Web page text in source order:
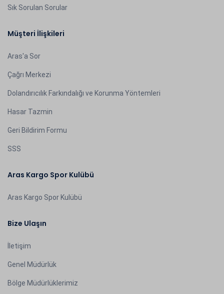
Sık Sorulan Sorular
Müşteri İlişkileri
Aras'a Sor
Çağrı Merkezi
Dolandırıcılık Farkındalığı ve Korunma Yöntemleri
Hasar Tazmin
Geri Bildirim Formu
SSS
Aras Kargo Spor Kulübü
Aras Kargo Spor Kulübü
Bize Ulaşın
İletişim
Genel Müdürlük
Bölge Müdürlüklerimiz